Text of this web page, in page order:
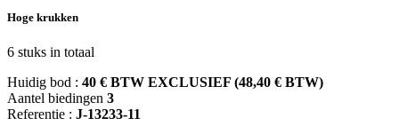
Hoge krukken
6 stuks in totaal
Huidig bod : 40 € BTW EXCLUSIEF (48,40 € BTW)
Aantel biedingen 3
Referentie : J-13233-11